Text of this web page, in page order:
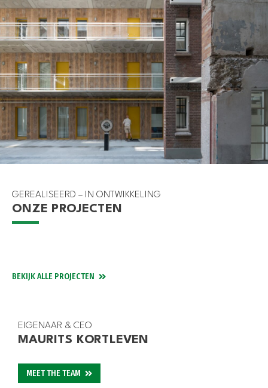
GEREALISEERD – IN ONTWIKKELING
ONZE PROJECTEN
GOUDA
BEKIJK ALLE PROJECTEN
EIGENAAR & CEO
MAURITS KORTLEVEN
MEET THE TEAM